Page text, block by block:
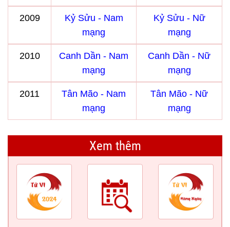
2009
Kỷ Sửu - Nam
mạng
Kỷ Sửu - Nữ
mạng
2010
Canh Dần - Nam
mạng
Canh Dần - Nữ
mạng
2011
Tân Mão - Nam
mạng
Tân Mão - Nữ
mạng
Xem thêm